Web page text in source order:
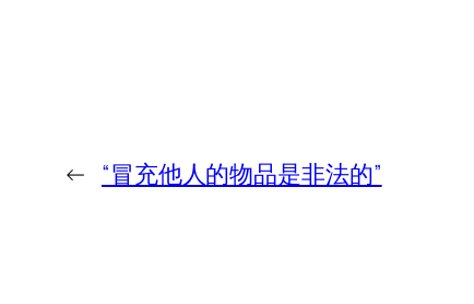
← “冒充他人的物品是非法的”